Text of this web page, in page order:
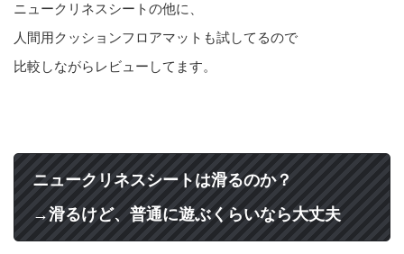
ニュークリネスシートの他に、
人間用クッションフロアマットも試してるので
比較しながらレビューしてます。
ニュークリネスシートは滑るのか？
→滑るけど、普通に遊ぶくらいなら大丈夫